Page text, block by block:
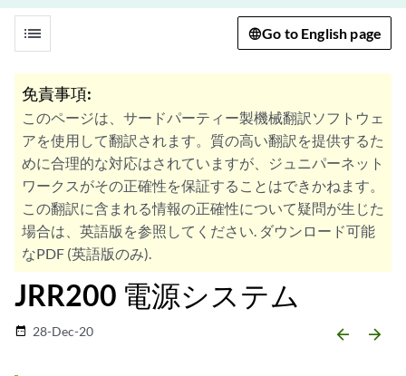
list Go to English page
免責事項:
このページは、サードパーティー製機械翻訳ソフトウェ
アを使用して翻訳されます。質の高い翻訳を提供するた
めに合理的な対応はされていますが、ジュニパーネット
ワークスがその正確性を保証することはできかねます。
この翻訳に含まれる情報の正確性について疑問が生じた
場合は、英語版を参照してください. ダウンロード可能
なPDF (英語版のみ).
JRR200 電源システム
date_range 28-Dec-20 arrow_backward arrow_forward